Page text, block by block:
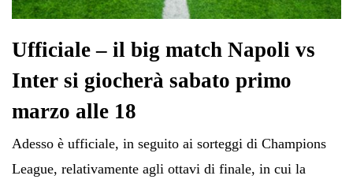
Ufficiale – il big match Napoli vs
Inter si giocherà sabato primo
marzo alle 18
Adesso è ufficiale, in seguito ai sorteggi di Champions
League, relativamente agli ottavi di finale, in cui la